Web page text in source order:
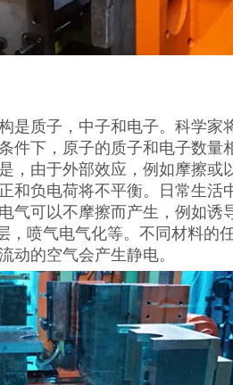
是质子，中子和电子。科学家
件下，原子的质子和电子数量
，由于外部效应，例如摩擦或
和负电荷将不平衡。日常生活
气可以不摩擦而产生，例如诱
，喷气电气化等。不同材料的
动的空气会产生静电。